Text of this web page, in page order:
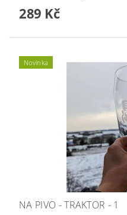
289 Kč
Novinka
NA PIVO - TRAKTOR - 1